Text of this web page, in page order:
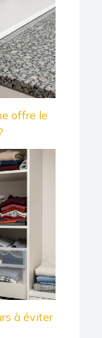
offre le
à éviter